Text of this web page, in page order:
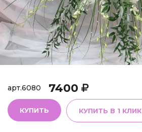
арт.6080 7400
КУПИТЬ КУПИТЬ В 1 КЛИК